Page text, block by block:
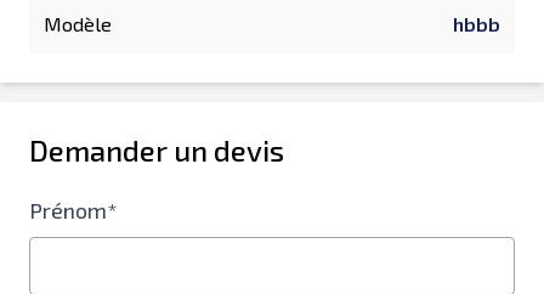
Modèle hbbb
Demander un devis
Prénom*